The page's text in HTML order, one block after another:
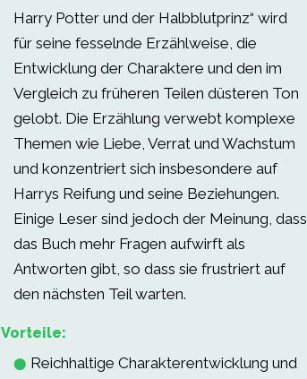
Harry Potter und der Halbblutprinz“ wird
für seine fesselnde Erzählweise, die
Entwicklung der Charaktere und den im
Vergleich zu früheren Teilen düsteren Ton
gelobt. Die Erzählung verwebt komplexe
Themen wie Liebe, Verrat und Wachstum
und konzentriert sich insbesondere auf
Harrys Reifung und seine Beziehungen.
Einige Leser sind jedoch der Meinung, dass
das Buch mehr Fragen aufwirft als
Antworten gibt, so dass sie frustriert auf
den nächsten Teil warten.
Vorteile:
⬤ Reichhaltige Charakterentwicklung und